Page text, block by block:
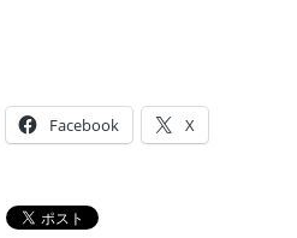
Facebook X